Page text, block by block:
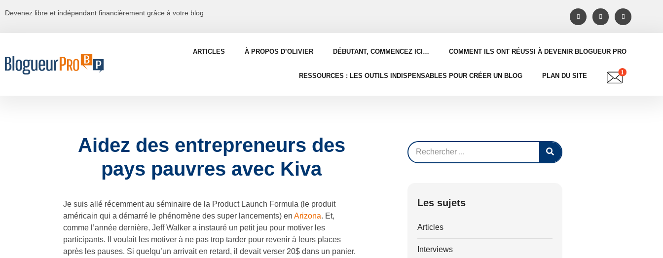
Devenez libre et indépendant financièrement grâce à votre blog
ARTICLES À PROPOS D’OLIVIER DÉBUTANT, COMMENCEZ ICI… COMMENT ILS ONT RÉUSSI À DEVENIR BLOGUEUR PRO
RESSOURCES : LES OUTILS INDISPENSABLES POUR CRÉER UN BLOG PLAN DU SITE
Aidez des entrepreneurs des
pays pauvres avec Kiva
Je suis allé récemment au séminaire de la Product Launch Formula (le produit
américain qui a démarré le phénomène des super lancements) en Arizona. Et,
comme l’année dernière, Jeff Walker a instauré un petit jeu pour motiver les
participants. Il voulait les motiver à ne pas trop tarder pour revenir à leurs places
après les pauses. Si quelqu’un arrivait en retard, il devait verser 20$ dans un panier.
Les sujets
Articles
Interviews